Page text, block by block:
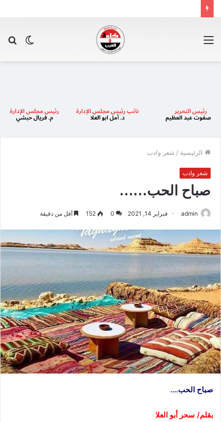
الوضع
الرئيسية / شعر وادب
شعر وادب
صباح الحب……
admin فبراير 14, 2021 0
152 أقل من دقيقة
صباح الحب….
بقلم/ سحر أبو العلا